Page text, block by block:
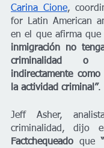
Carina Cione,
for Latin American
en el que afirma que
inmigración no
criminalidad o
indirectamente
la actividad criminal”.
Jeff Asher,
Factchequeado que